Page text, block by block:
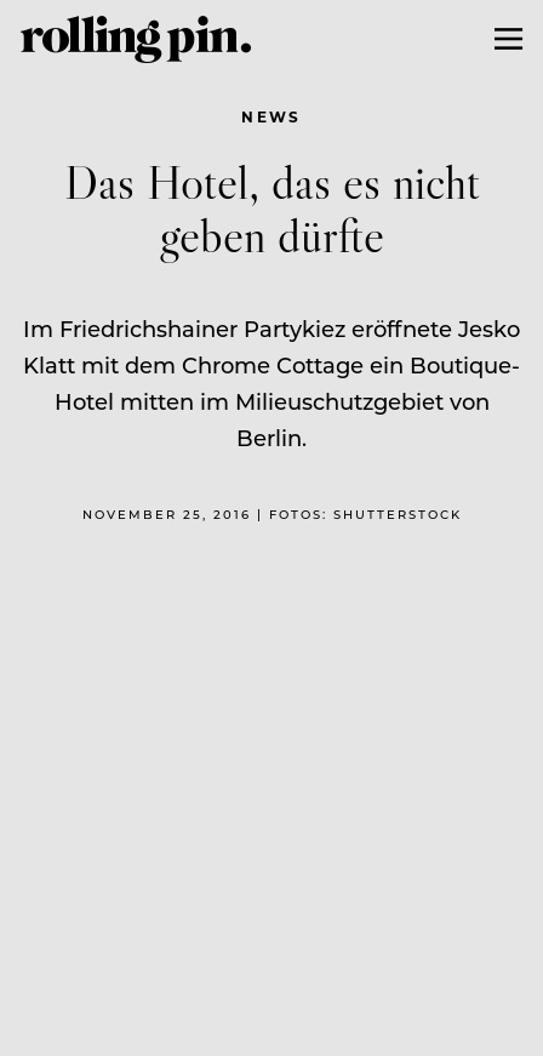
NEWS
Das Hotel, das es nicht
geben dürfte
Im Friedrichshainer Partykiez eröffnete Jesko
Klatt mit dem Chrome Cottage ein Boutique-
Hotel mitten im Milieuschutzgebiet von
Berlin.
NOVEMBER 25, 2016 | FOTOS: SHUTTERSTOCK